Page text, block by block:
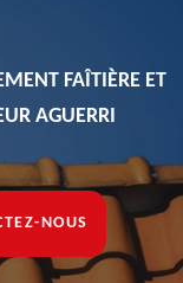
FAÎTIÈRE ET
AGUERRI
NOUS